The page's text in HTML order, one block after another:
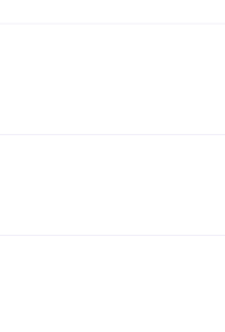
de autoestima, en la
emocional,